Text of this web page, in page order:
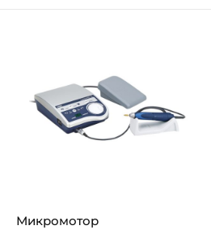
Микромотор